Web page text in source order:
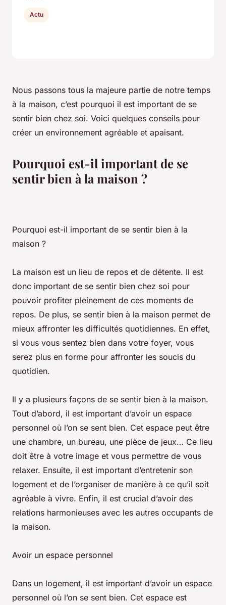
Nous passons tous la majeure partie de notre temps
à la maison, c’est pourquoi il est important de se
sentir bien chez soi. Voici quelques conseils pour
créer un environnement agréable et apaisant.
Pourquoi est-il important de se
sentir bien à la maison ?
Pourquoi est-il important de se sentir bien à la
maison ?
La maison est un lieu de repos et de détente. Il est
donc important de se sentir bien chez soi pour
pouvoir profiter pleinement de ces moments de
repos. De plus, se sentir bien à la maison permet de
mieux affronter les difficultés quotidiennes. En effet,
si vous vous sentez bien dans votre foyer, vous
serez plus en forme pour affronter les soucis du
quotidien.
Il y a plusieurs façons de se sentir bien à la maison.
Tout d’abord, il est important d’avoir un espace
personnel où l’on se sent bien. Cet espace peut être
une chambre, un bureau, une pièce de jeux… Ce lieu
doit être à votre image et vous permettre de vous
relaxer. Ensuite, il est important d’entretenir son
logement et de l’organiser de manière à ce qu’il soit
agréable à vivre. Enfin, il est crucial d’avoir des
relations harmonieuses avec les autres occupants de
la maison.
Avoir un espace personnel
Dans un logement, il est important d’avoir un espace
personnel où l’on se sent bien. Cet espace est
Actu